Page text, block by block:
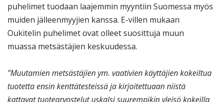
puhelimet tuodaan laajemmin myyntiin Suomessa myös
muiden jälleenmyyjien kanssa. E-villen mukaan
Oukitelin puhelimet ovat olleet suosittuja muun
muassa metsästäjien keskuudessa.
”Muutamien metsästäjien ym. vaativien käyttäjien kokeiltua
tuotetta ensin kenttätesteissä ja kirjoitettuaan niistä
kattavat tuotearvostelut uskalsi suurempikin yleisö kokeilla